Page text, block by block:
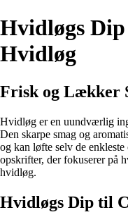
Hvidløgs
Hvidløg
Frisk og Lækker
Hvidløg er en uundværlig
Den skarpe smag og
og kan løfte selv de
opskrifter, der fokuserer på
hvidløg.
Hvidløgs Dip til